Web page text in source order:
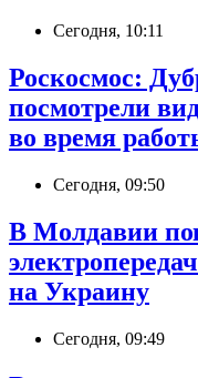
Сегодня, 10:11
Роскосмос:
посмотрели
во время
Сегодня, 09:50
В Молдавии
на Украину
Сегодня, 09:49